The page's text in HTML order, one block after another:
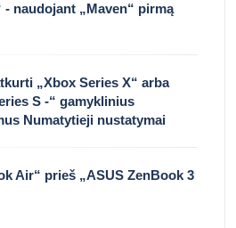
- naudojant „Maven“ pirmą
„Xbox Series X“ arba
S -“ gamyklinius
Numatytieji nustatymai
Air“ prieš „ASUS ZenBook 3